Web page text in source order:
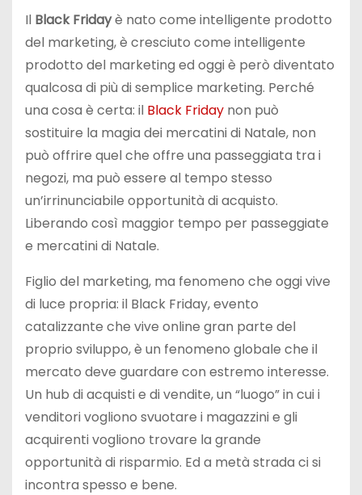
Il Black Fridayè nato come intelligente prodotto
del marketing, è cresciuto come intelligente
prodotto del marketing ed oggi è però diventato
qualcosa di più di semplice marketing. Perché
una cosa è certa: il Black Friday non può
sostituire la magia dei mercatini di Natale, non
può offrire quel che offre una passeggiata tra i
negozi, ma può essere al tempo stesso
un’irrinunciabile opportunità di acquisto.
Liberando così maggior tempo per passeggiate
e mercatini di Natale.
Figlio del marketing, ma fenomeno che oggi vive
di luce propria: il Black Friday, evento
catalizzante che vive online gran parte del
proprio sviluppo, è un fenomeno globale che il
mercato deve guardare con estremo interesse.
Un hub di acquisti e di vendite, un “luogo” in cui i
venditori vogliono svuotare i magazzini e gli
acquirenti vogliono trovare la grande
opportunità di risparmio. Ed a metà strada ci si
incontra spesso e bene.